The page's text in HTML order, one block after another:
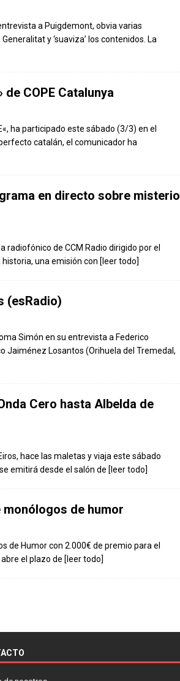
a Puigdemont, obvia varias
y ‘suaviza’ los contenidos. La
COPE Catalunya
ha participado este sábado (3/3) en el
catalán, el comunicador ha
en directo sobre misterio
radiofónico de CCM Radio dirigido por el
una emisión con [leer todo]
(esRadio)
Simón en su entrevista a Federico
Jaiménez Losantos (Orihuela del Tremedal,
Cero hasta Albelda de
hace las maletas y viaja este sábado
emitirá desde el salón de [leer todo]
de humor
de Humor con 2.000€ de premio para el
el plazo de [leer todo]